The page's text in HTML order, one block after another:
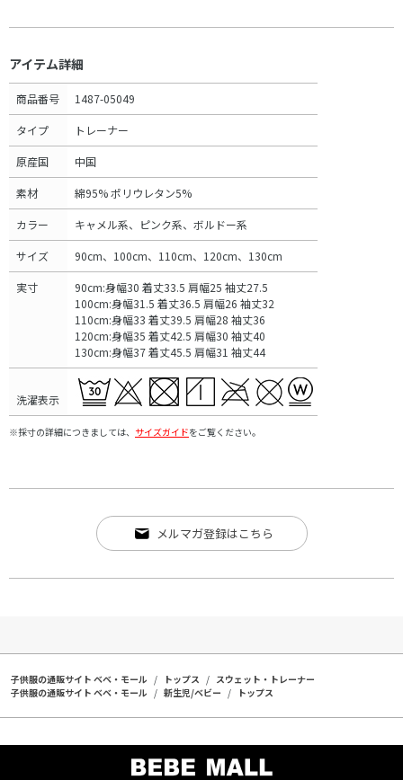
アイテム詳細
商品番号 1487-05049
タイプ トレーナー
原産国 中国
素材 綿95% ポリウレタン5%
カラー キャメル系、ピンク系、ボルドー系
サイズ 90cm、100cm、110cm、120cm、130cm
実寸
90cm:身幅30 着丈33.5 肩幅25 袖丈27.5
100cm:身幅31.5 着丈36.5 肩幅26 袖丈32
110cm:身幅33 着丈39.5 肩幅28 袖丈36
120cm:身幅35 着丈42.5 肩幅30 袖丈40
130cm:身幅37 着丈45.5 肩幅31 袖丈44
洗濯表示
※採寸の詳細につきましては、 サイズガイドをご覧ください。
メルマガ登録はこちら
子供服の通販サイト ベベ・モール トップス
スウェット・トレーナー
子供服の通販サイト ベベ・モール
新生児/ベビー トップス